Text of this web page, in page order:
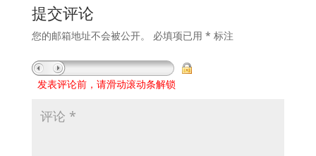
提交评论
您的邮箱地址不会被公开。 必填项已用 * 标注
发表评论前，请滑动滚动条解锁